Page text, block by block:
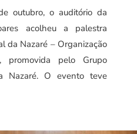
outubro, o auditório da
acolheu a palestra
da Nazaré – Organização
promovida pelo Grupo
Nazaré. O evento teve